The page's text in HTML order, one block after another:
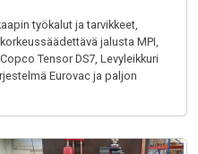
työkalut ja tarvikkeet,
jalusta MPI,
Tensor DS7, Levyleikkuri
Eurovac ja paljon